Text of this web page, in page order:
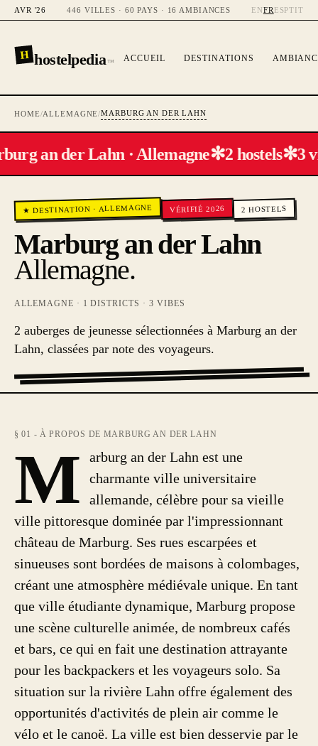
AVR '26 446 VILLES · 60 PAYS · 16 AMBIANCES ENFR ESPTIT
H hostelpedia™ ACCUEIL DESTINATIONS
HOME/ALLEMAGNE/MARBURG AN DER LAHN
an der Lahn · Allemagne✻2 hostels✻3
★ DESTINATION · ALLEMAGNE VÉRIFIÉ 2026 2 HOSTELS
Marburg an der Lahn
Allemagne.
ALLEMAGNE · 1 DISTRICTS · 3 VIBES
2 auberges de jeunesse sélectionnées à Marburg an der
Lahn, classées par note des voyageurs.
§ 01 - À PROPOS DE MARBURG AN DER LAHN
M
arburg an der Lahn est une
charmante ville universitaire
allemande, célèbre pour sa vieille
ville pittoresque dominée par l'impressionnant
château de Marburg. Ses rues escarpées et
sinueuses sont bordées de maisons à colombages,
créant une atmosphère médiévale unique. En tant
que ville étudiante dynamique, Marburg propose
une scène culturelle animée, de nombreux cafés
et bars, ce qui en fait une destination attrayante
pour les backpackers et les voyageurs solo. Sa
situation sur la rivière Lahn offre également des
opportunités d'activités de plein air comme le
vélo et le canoë. La ville est bien desservie par le